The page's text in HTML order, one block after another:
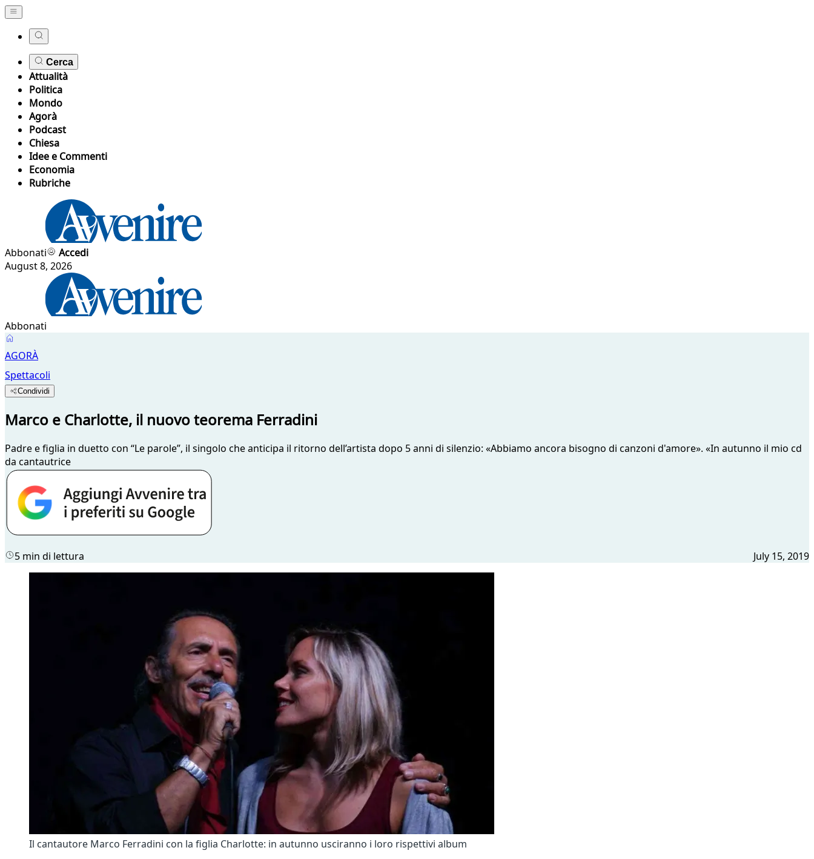
Cerca
Attualità
Politica
Mondo
Agorà
Podcast
Chiesa
Idee e Commenti
Economia
Rubriche
Abbonati
Accedi
August 8, 2026
Abbonati
AGORÀ
Spettacoli
Condividi
Marco e Charlotte, il nuovo teorema Ferradini
Padre e figlia in duetto con “Le parole”, il singolo che anticipa il ritorno dell’artista dopo 5 anni di silenzio: «Abbiamo ancora bisogno di canzoni d'amore». «In autunno il mio cd
da cantautrice
5 min di lettura July 15, 2019
Il cantautore Marco Ferradini con la figlia Charlotte: in autunno usciranno i loro rispettivi album